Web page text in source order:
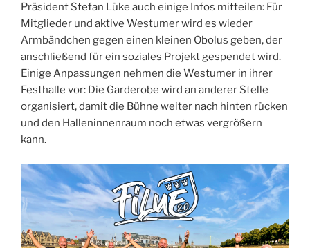
Präsident Stefan Lüke auch einige Infos mitteilen: Für
Mitglieder und aktive Westumer wird es wieder
Armbändchen gegen einen kleinen Obolus geben, der
anschließend für ein soziales Projekt gespendet wird.
Einige Anpassungen nehmen die Westumer in ihrer
Festhalle vor: Die Garderobe wird an anderer Stelle
organisiert, damit die Bühne weiter nach hinten rücken
und den Halleninnenraum noch etwas vergrößern
kann.